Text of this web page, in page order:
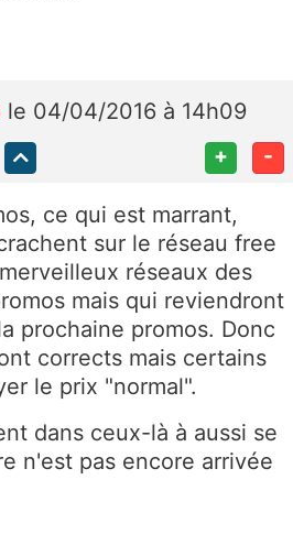
le 04/04/2016 à 14h09
+ -
ce qui est marrant,
sur le réseau free
réseaux des
mais qui reviendront
prochaine promos. Donc
corrects mais certains
le prix "normal".
dans ceux-là à aussi se
n'est pas encore arrivée